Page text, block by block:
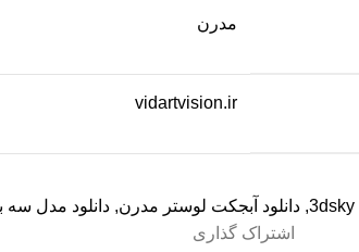
مدرن
vidartvision.ir
, دانلود آبجکت لوستر مدرن, دانلود مدل
اشتراک گذاری